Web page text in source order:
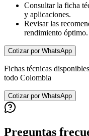
Consultar la ficha
y aplicaciones.
Revisar las
rendimiento óptimo.
Cotizar por WhatsApp
Fichas técnicas
todo Colombia
Cotizar por WhatsApp
Preguntas